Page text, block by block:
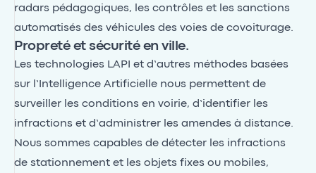
radars pédagogiques, les contrôles et les sanctions
automatisés des véhicules des voies de covoiturage.
Propreté et sécurité en ville.
Les technologies LAPI et d’autres méthodes basées
sur l’Intelligence Artificielle nous permettent de
surveiller les conditions en voirie, d’identifier les
infractions et d’administrer les amendes à distance.
Nous sommes capables de détecter les infractions
de stationnement et les objets fixes ou mobiles,